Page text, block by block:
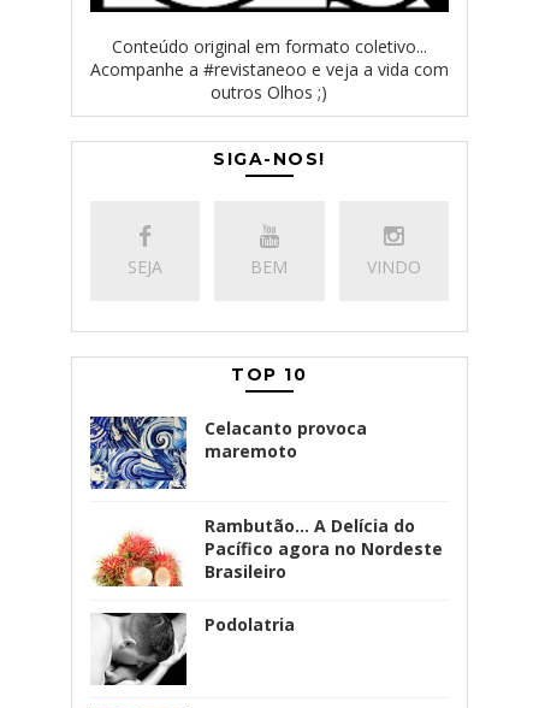
Conteúdo original em formato coletivo...
Acompanhe a #revistaneoo e veja a vida com
outros Olhos ;)
SIGA-NOS!
SEJA BEM VINDO
TOP 10
Celacanto provoca
maremoto
Rambutão... A Delícia do
Pacífico agora no Nordeste
Brasileiro
Podolatria